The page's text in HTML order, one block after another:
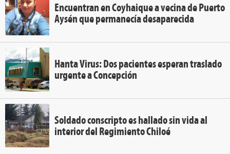
Encuentran en Coyhaique a vecina de Puerto
Aysén que permanecía desaparecida
Hanta Virus: Dos pacientes esperan traslado
urgente a Concepción
Soldado conscripto es hallado sin vida al
interior del Regimiento Chiloé